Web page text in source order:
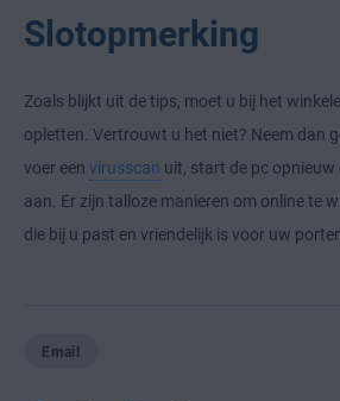
Slotopmerking
Zoals blijkt uit de tips, moet u bij het
opletten. Vertrouwt u het niet? Neem dan
voer een virusscan uit, start de pc
aan. Er zijn talloze manieren om online te
die bij u past en vriendelijk is voor uw
Email